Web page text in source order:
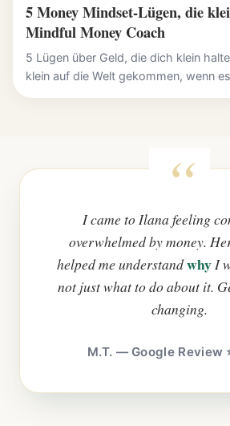
5 Money Mindset-Lügen, die
Mindful Money Coach
5 Lügen über Geld, die dich klein
klein auf die Welt gekommen, wenn
I came to Ilana feeling
overwhelmed by money.
helped me understandwhyI
not just what to do about it.
changing.
M.T. — Google Review